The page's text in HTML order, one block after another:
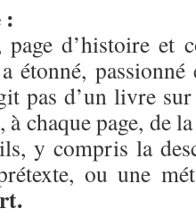
:
d’histoire et
étonné,
pas d’un livre
chaque page, de
y compris la
ou une